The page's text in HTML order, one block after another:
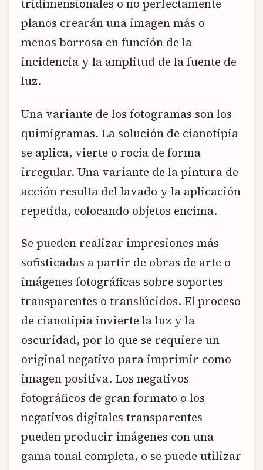
tridimensionales o no perfectamente
planos crearán una imagen más o
menos borrosa en función de la
incidencia y la amplitud de la fuente de
luz.
Una variante de los fotogramas son los
quimigramas. La solución de cianotipia
se aplica, vierte o rocía de forma
irregular. Una variante de la pintura de
acción resulta del lavado y la aplicación
repetida, colocando objetos encima.
Se pueden realizar impresiones más
sofisticadas a partir de obras de arte o
imágenes fotográficas sobre soportes
transparentes o translúcidos. El proceso
de cianotipia invierte la luz y la
oscuridad, por lo que se requiere un
original negativo para imprimir como
imagen positiva. Los negativos
fotográficos de gran formato o los
negativos digitales transparentes
pueden producir imágenes con una
gama tonal completa, o se puede utilizar